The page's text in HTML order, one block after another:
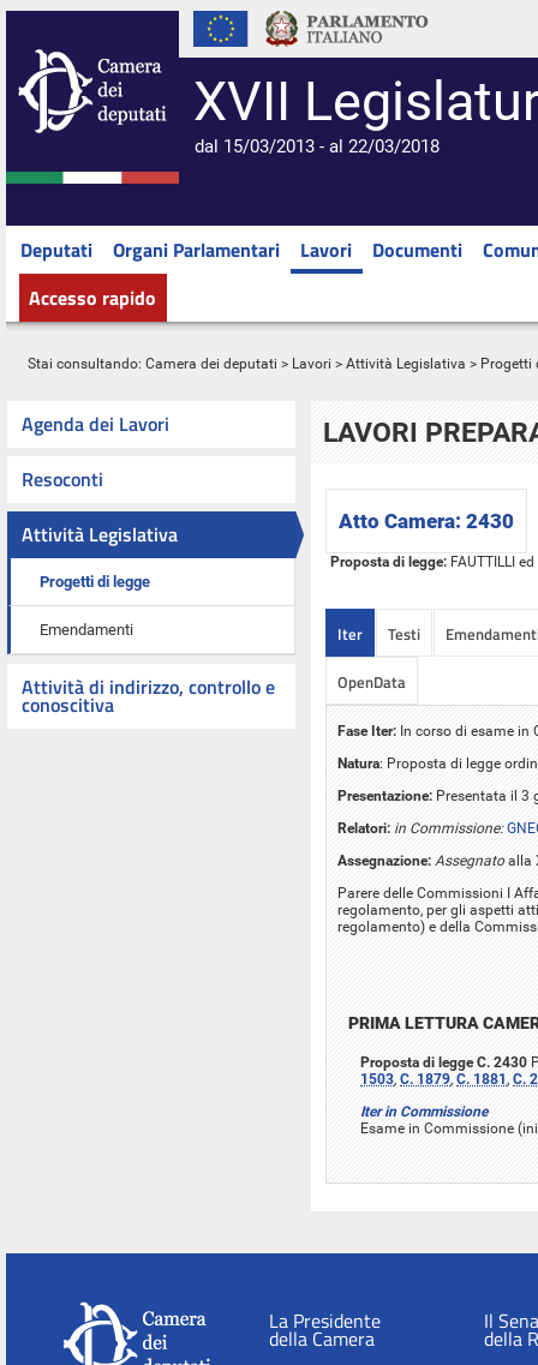
XVII
dal 15/03/2013 - al 22/03/2018
Deputati Organi Parlamentari Lavori Documenti
Accesso rapido
Stai consultando: Camera dei deputati > Lavori > Attività Legislativa > Progetti
Agenda dei Lavori
Resoconti
Attività Legislativa
Progetti di legge
Emendamenti
Attività di indirizzo, controllo e
conoscitiva
LAVORI
Atto Camera: 2430
Proposta di legge:FAUTTILLI
Iter Testi
OpenData
Fase Iter: In corso di esame in
Natura: Proposta di legge
Presentazione: Presentata il 3
Relatori: in Commissione:
Assegnazione: Assegnatoalla
Parere delle Commissioni I
regolamento, per gli aspetti
regolamento) e della
PRIMA LETTURA
Proposta di legge C. 2430
1503, C. 1879, C. 1881, C.
Iter in Commissione
Esame in Commissione
La Presidente
della Camera
Il
della